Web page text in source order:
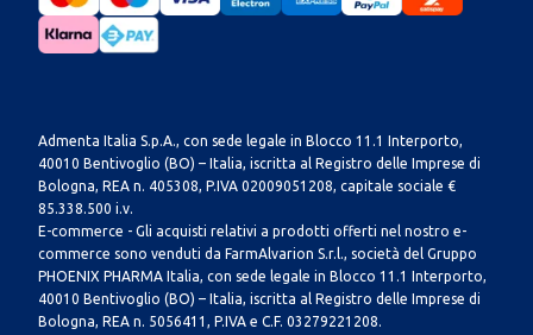
Admenta Italia S.p.A., con sede legale in Blocco 11.1 Interporto,
40010 Bentivoglio (BO) – Italia, iscritta al Registro delle Imprese di
Bologna, REA n. 405308, P.IVA 02009051208, capitale sociale €
85.338.500 i.v.
E-commerce - Gli acquisti relativi a prodotti offerti nel nostro e-
commerce sono venduti da FarmAlvarion S.r.l., società del Gruppo
PHOENIX PHARMA Italia, con sede legale in Blocco 11.1 Interporto,
40010 Bentivoglio (BO) – Italia, iscritta al Registro delle Imprese di
Bologna, REA n. 5056411, P.IVA e C.F. 03279221208.